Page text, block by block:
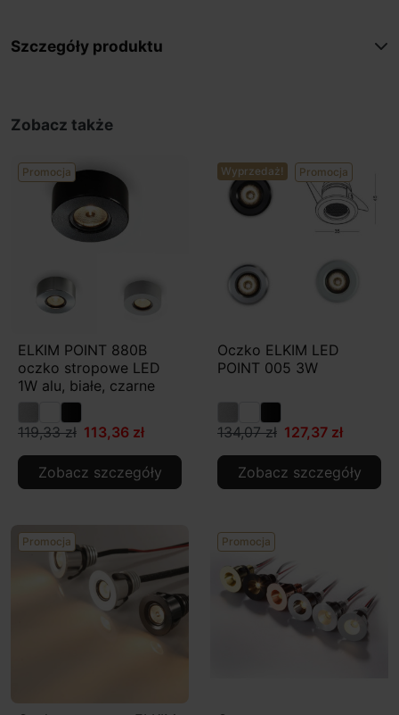
Szczegóły produktu
Zobacz także
Promocja
ELKIM POINT 880B
oczko stropowe LED
1W alu, białe, czarne
119,33 zł 113,36 zł
Zobacz szczegóły
Wyprzedaż! Promocja
Oczko ELKIM LED
POINT 005 3W
134,07 zł 127,37 zł
Zobacz szczegóły
Promocja Promocja